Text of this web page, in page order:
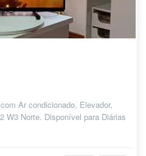
Ar condicionado, Elevador,
W3 Norte. Disponível para Diárias